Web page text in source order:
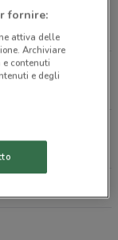
fornire:
attiva delle
Archiviare
e contenuti
e degli